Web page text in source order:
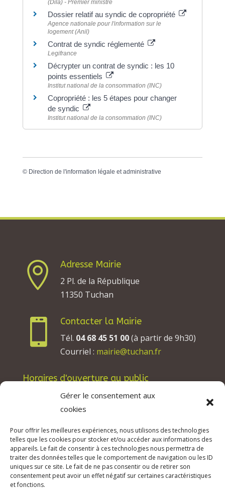
Gérer le consentement aux
cookies
Pour offrir les meilleures expériences, nous utilisons des technologies
telles que les cookies pour stocker et/ou accéder aux informations des
appareils. Le fait de consentir à ces technologies nous permettra de
traiter des données telles que le comportement de navigation ou les ID
uniques sur ce site. Le fait de ne pas consentir ou de retirer son
consentement peut avoir un effet négatif sur certaines caractéristiques
et fonctions.
(Dila) - Premier ministre
Dossier relatif au syndic de copropriété
Agence nationale pour l'information sur le
logement (Anil)
Contrat de syndic réglementé
Legifrance
Décrypter un contrat de syndic : les 10
points essentiels
Institut national de la consommation (INC)
Copropriété : les 5 étapes pour changer
de syndic
Institut national de la consommation (INC)
© Direction de l'information légale et administrative

Adresse Mairie
2 Pl. de la République
11350 Tuchan

Contacter la Mairie
Tél. 04 68 45 51 00(à partir de 9h30)
Courriel : mairie@tuchan.fr
Horaires d'ouverture au public
Les lundis, mardis et jeudis : de 8h à 12h et de
13h30 à 17h30.
Les vendredis : de 8h à 12h.
© 2026 Mairie de Tuchan | Site Internet réalisé